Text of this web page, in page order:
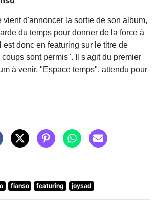
vient d'annoncer la sortie de son album,
du temps pour donner de la force à
est donc en featuring sur le titre de
sont permis". Il s'agit du premier
à venir, "Espace temps", attendu pour
fianso featuring joysad